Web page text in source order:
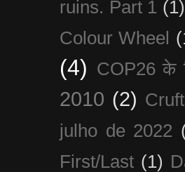
ruins. Part 1 (1)
Colour Wheel
(4) COP26 के
2010 (2)
julho de 2022
First/Last (1)